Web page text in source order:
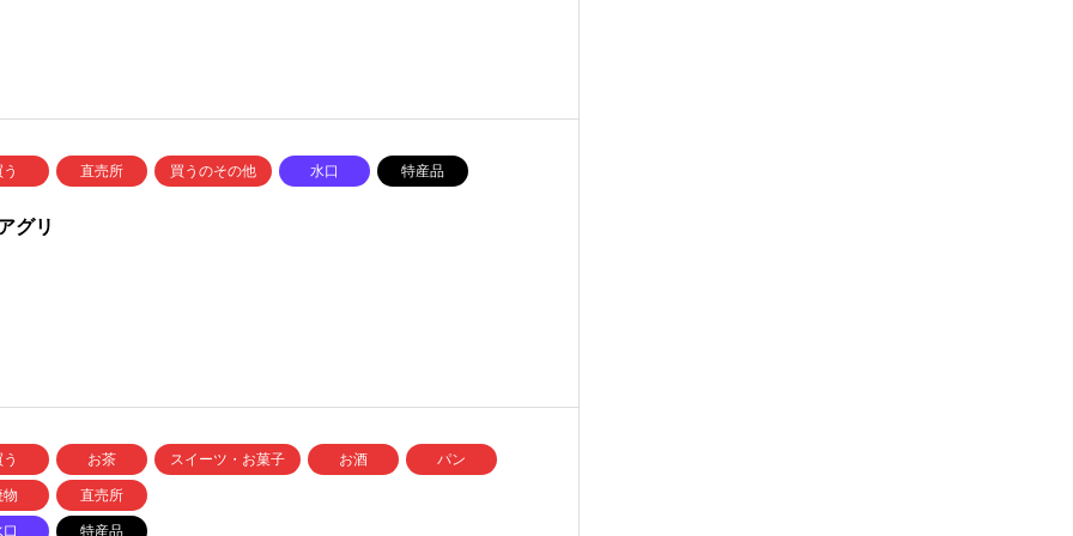
直売所 買うのその他 水口 特産品
グリ
お茶 スイーツ・お菓子 お酒 パン
物 直売所
特産品